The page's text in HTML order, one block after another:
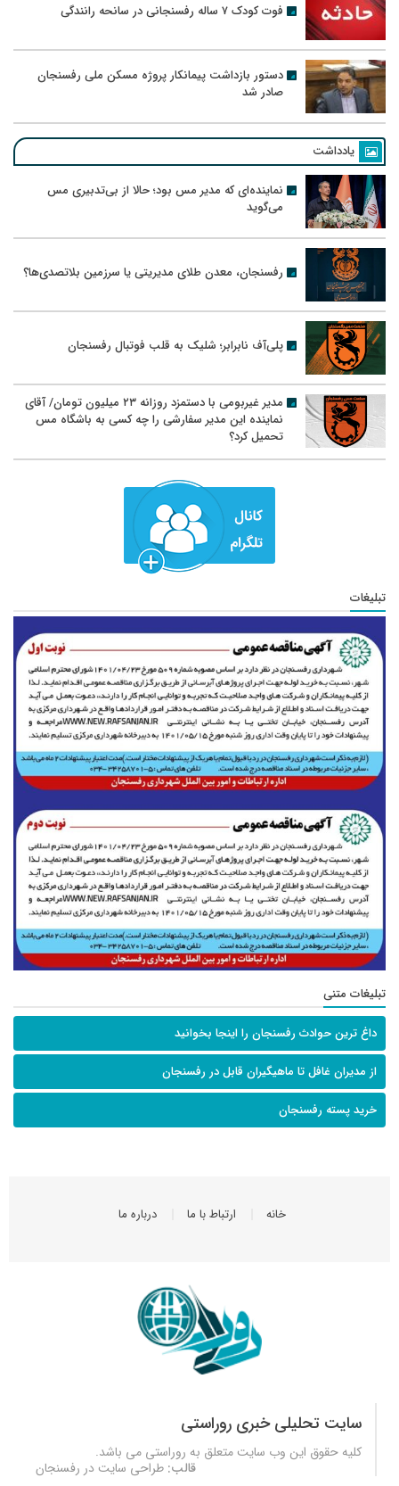
فوت کودک ۷ ساله رفسنجانی در سانحه رانندگی
دستور بازداشت پیمانکار پروژه مسکن ملی رفسنجان
صادر شد
یادداشت
نماینده‌ای که مدیر مس بود؛ حالا از بی‌تدبیری مس
می‌گوید
رفسنجان، معدن طلای مدیریتی یا سرزمین بلاتصدی‌ها؟
پلی‌آف نابرابر؛ شلیک به قلب فوتبال رفسنجان
مدیر غیربومی با دستمزد روزانه ۲۳ میلیون تومان/ آقای
نماینده این مدیر سفارشی را چه کسی به باشگاه مس
تحمیل کرد؟
تبلیغات
تبلیغات متنی
داغ ترین حوادث رفسنجان را اینجا بخوانید
از مدیران غافل تا ماهیگیران قابل در رفسنجان
خرید پسته رفسنجان
خانه ارتباط با ما درباره ما
سایت تحلیلی خبری روراستی
کلیه حقوق این وب سایت متعلق به روراستی می باشد.
قالب: طراحی سایت در رفسنجان